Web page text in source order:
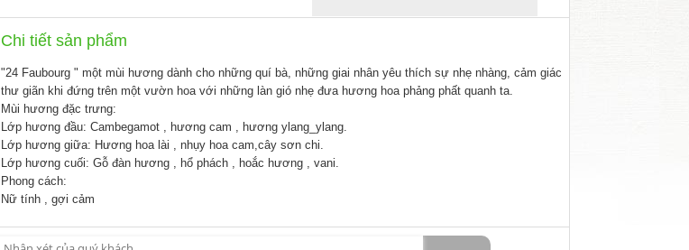
Chi tiết sản phẩm
"24 Faubourg " một mùi hương dành cho những quí bà, những giai nhân yêu thích sự nhẹ nhàng, cảm giác
thư giãn khi đứng trên một vườn hoa với những làn gió nhẹ đưa hương hoa phảng phất quanh ta.
Mùi hương đặc trưng:
Lớp hương đầu: Cambegamot , hương cam , hương ylang_ylang.
Lớp hương giữa: Hương hoa lài , nhụy hoa cam,cây sơn chi.
Lớp hương cuối: Gỗ đàn hương , hổ phách , hoắc hương , vani.
Phong cách:
Nữ tính , gợi cảm